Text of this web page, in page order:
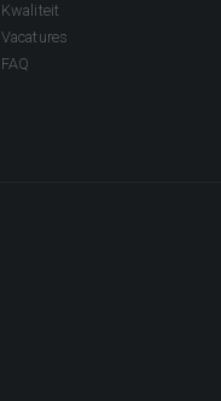
Kwaliteit
Vacatures
FAQ